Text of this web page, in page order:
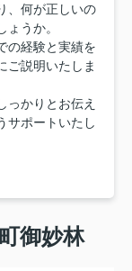
、何が正しいの
うか。
の経験と実績を
ご説明いたしま
っかりとお伝え
サポートいたし
御妙林